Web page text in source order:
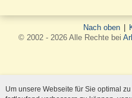
Nach oben
© 2002 - 2026 Alle Rechte bei
Um unsere Webseite für Sie optimal